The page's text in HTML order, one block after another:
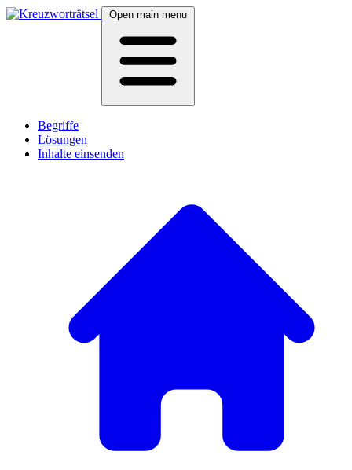
Open main menu
Begriffe
Lösungen
Inhalte einsenden